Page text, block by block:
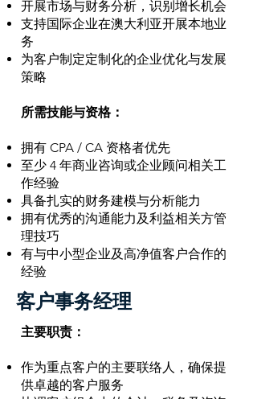
开展市场与财务分析，识别增长机会
支持国际企业在澳大利亚开展本地业
务
为客户制定定制化的企业优化与发展
策略
所需技能与资格：
拥有 CPA / CA 资格者优先
至少 4 年商业咨询或企业顾问相关工
作经验
具备扎实的财务建模与分析能力
拥有优秀的沟通能力及利益相关方管
理技巧
有与中小型企业及高净值客户合作的
经验
客户事务经理
主要职责：
作为重点客户的主要联络人，确保提
供卓越的客户服务